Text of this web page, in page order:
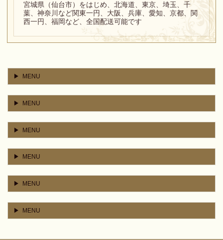
宮城県（仙台市）をはじめ、北海道、東京、埼玉、千
葉、神奈川など関東一円、大阪、兵庫、愛知、京都、関
西一円、福岡など、全国配送可能です
MENU
MENU
MENU
MENU
MENU
MENU